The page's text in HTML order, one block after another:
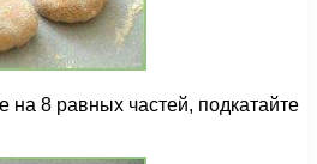
на 8 равных частей, подкатайте